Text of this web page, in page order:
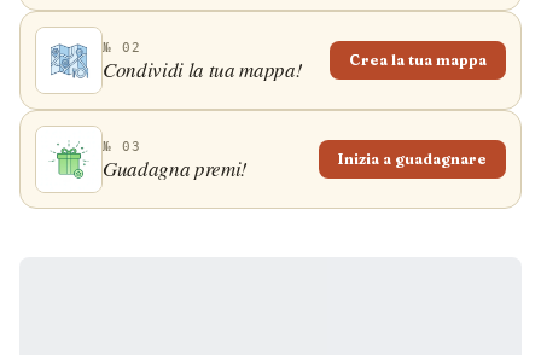
№ 02
Condividi la tua mappa! Crea la tua mappa
№ 03
Guadagna premi! Inizia a guadagnare